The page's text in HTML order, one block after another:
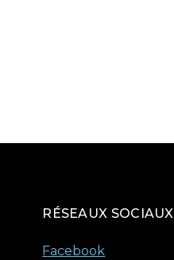
RÉSEAUX SOCIAUX
Facebook